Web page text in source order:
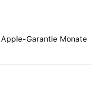
Garantie Monate